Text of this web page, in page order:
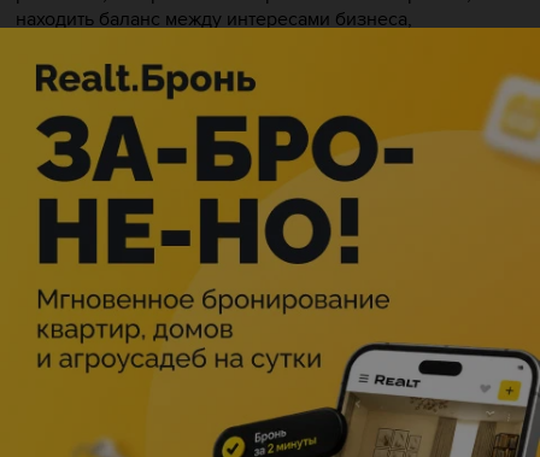
находить баланс между интересами бизнеса,
взаимодействия со стейкхолдерами так, чтобы вас
слышали и поддерживали.
Программа тренинга аккредитована International
Consortium for Agile (ICAgile). По окончании тренинга
участники получают именной сертификат ICAgile
Certified Professional – Agile Product Ownership (ICP-APO).
В результате тренинга вы:
– Освоите инструменты управления бэклогом —
приоритизацию, классификацию и детализацию
требований.
– Научитесь создавать и поддерживать дорожные карты
для стратегического развития продукта.